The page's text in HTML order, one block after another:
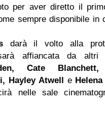
per aver diretto il
sempre disponibile in
darà il volto alla
affiancata da altri
Cate Blanchett,
Hayley Atwell e
nelle sale